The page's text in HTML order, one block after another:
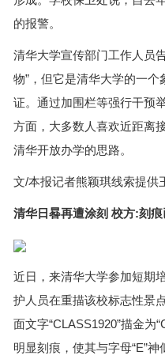
的报警。
清华大学宣传部门工作人员
物”，但它是清华大学的一
证。通过加围栏等强行干预
方面，大多数人喜欢近距离
清华开放办学的思路。
文/本报记者熊颖琪线索提供
清华日晷再遭涂刻 校方:刻
近日，来清华大学参加短期
护人员在重描该校标志性
面文字“CLASS1920”描金为
明显刻痕，使其与字母“E”